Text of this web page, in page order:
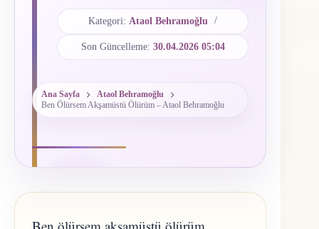
Kategori: Ataol Behramoğlu
Son Güncelleme: 30.04.2026 05:04
Ana Sayfa
Ataol Behramoğlu
Ben Ölürsem Akşamüstü Ölürüm – Ataol Behramoğlu